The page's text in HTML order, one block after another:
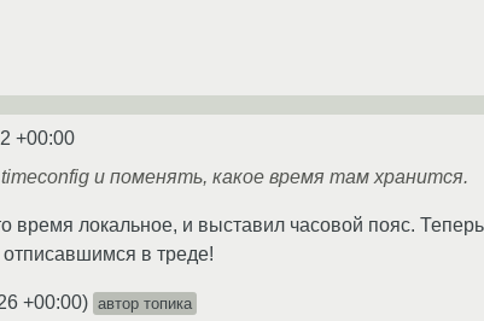
+00:00
и поменять, какое время там хранится.
время локальное, и выставил часовой пояс.
в треде!
+00:00) автор топика